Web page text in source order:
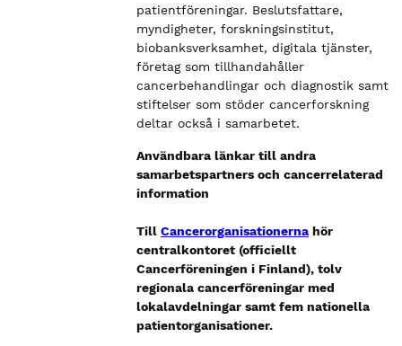
patientföreningar. Beslutsfattare,
myndigheter, forskningsinstitut,
biobanksverksamhet, digitala tjänster,
företag som tillhandahåller
cancerbehandlingar och diagnostik samt
stiftelser som stöder cancerforskning
deltar också i samarbetet.
Användbara länkar till andra
samarbetspartners och cancerrelaterad
information
TillCancerorganisationerna hör
centralkontoret (officiellt
Cancerföreningen i Finland), tolv
regionala cancerföreningar med
lokalavdelningar samt fem nationella
patientorganisationer.